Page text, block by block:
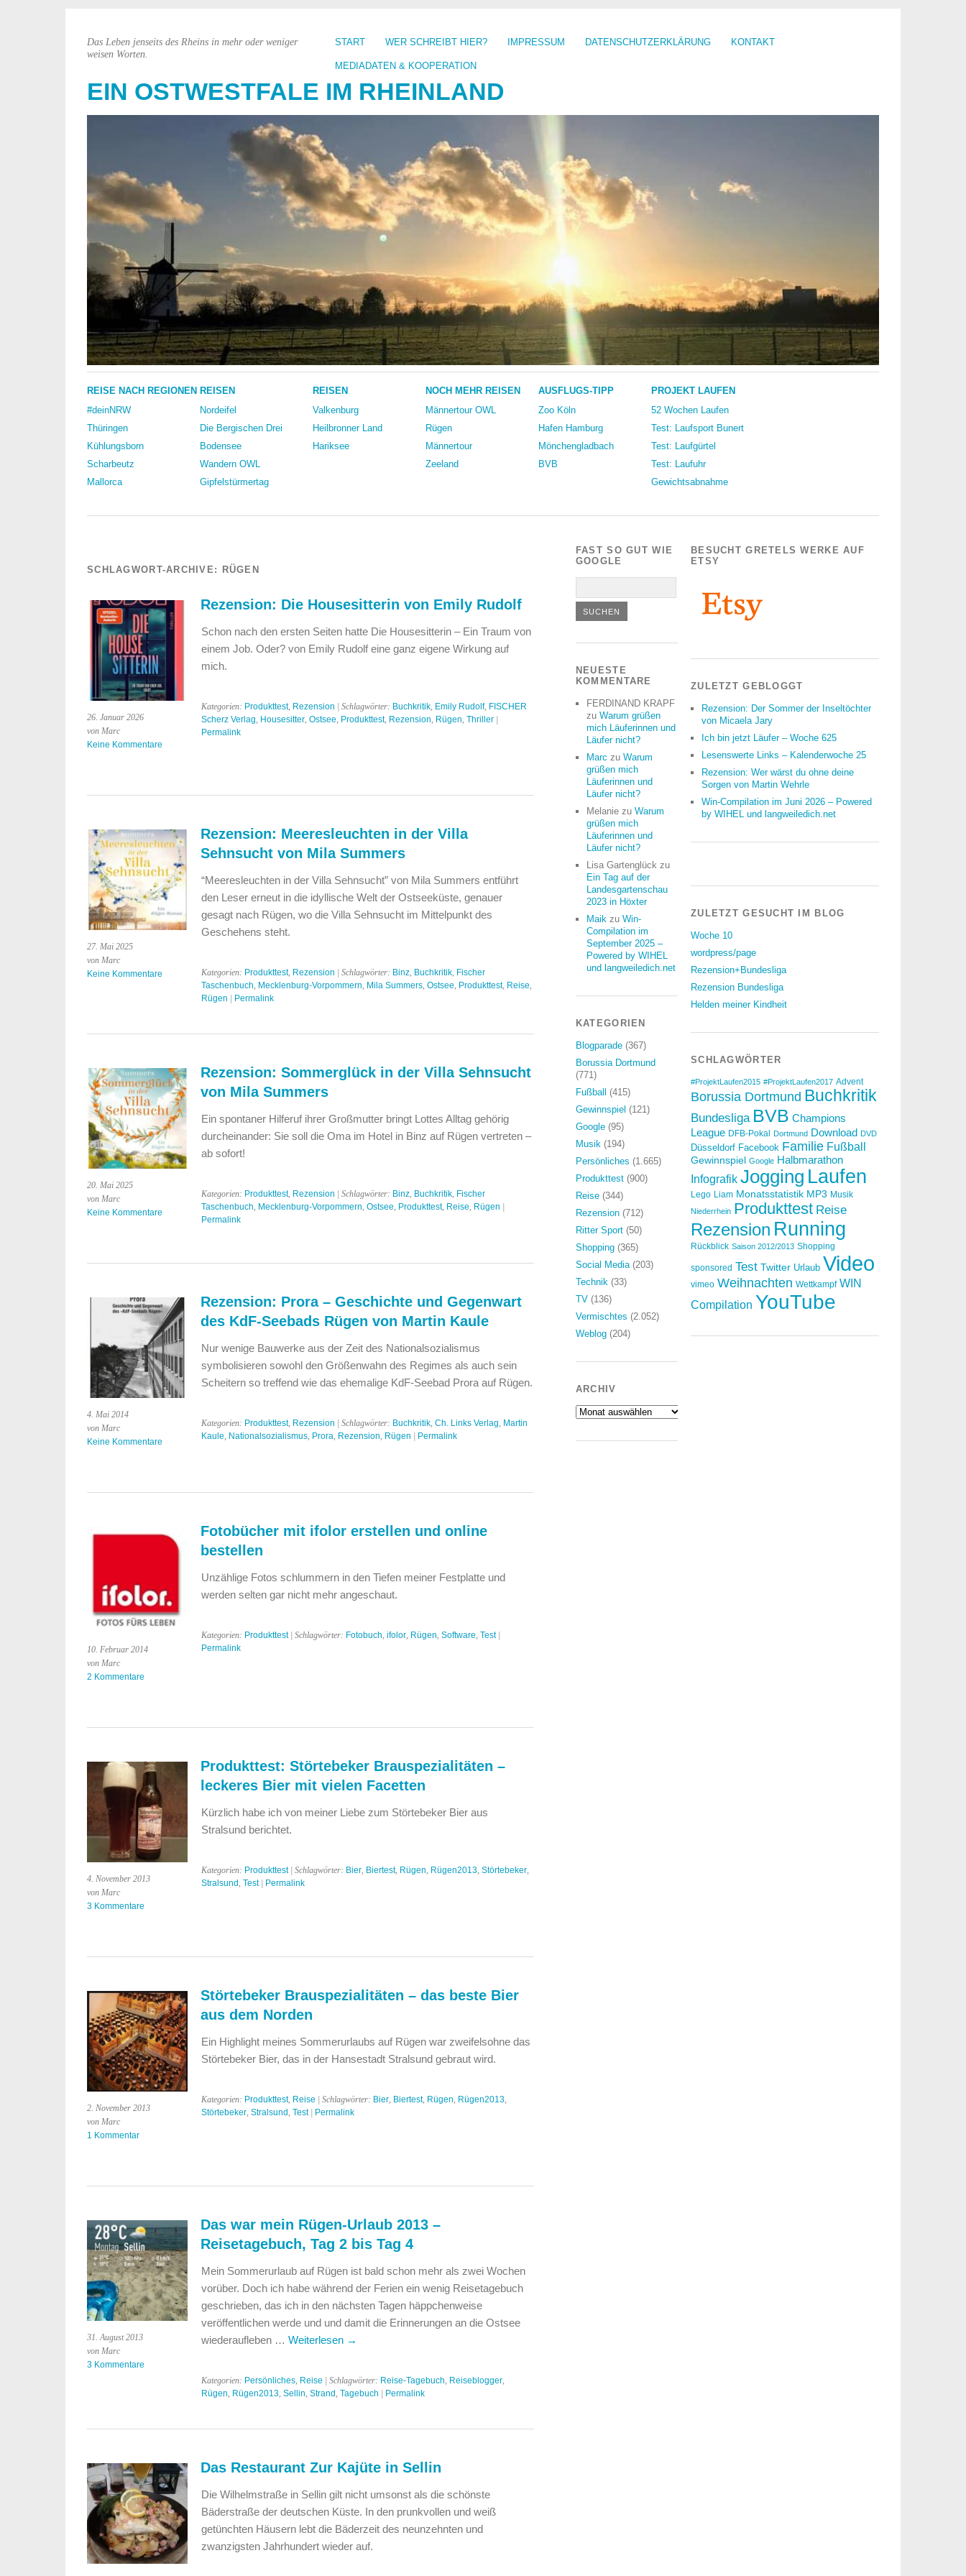
START WER SCHREIBT HIER? IMPRESSUM DATENSCHUTZERKLÄRUNG KONTAKT
MEDIADATEN & KOOPERATION
EIN OSTWESTFALE IM RHEINLAND
Das Leben jenseits des Rheins in mehr oder weniger
weisen Worten.
REISE NACH REGIONEN
#deinNRW
Thüringen
Kühlungsborn
Scharbeutz
Mallorca
REISEN
Nordeifel
Die Bergischen Drei
Bodensee
Wandern OWL
Gipfelstürmertag
REISEN
Valkenburg
Heilbronner Land
Hariksee
NOCH MEHR REISEN
Männertour OWL
Rügen
Männertour
Zeeland
AUSFLUGS-TIPP
Zoo Köln
Hafen Hamburg
Mönchengladbach
BVB
PROJEKT LAUFEN
52 Wochen Laufen
Test: Laufsport Bunert
Test: Laufgürtel
Test: Laufuhr
Gewichtsabnahme
SCHLAGWORT-ARCHIVE: RÜGEN
26. Januar 2026
von Marc
Keine Kommentare
Rezension: Die Housesitterin von Emily Rudolf
Schon nach den ersten Seiten hatte Die Housesitterin – Ein Traum von
einem Job. Oder? von Emily Rudolf eine ganz eigene Wirkung auf
mich.
Kategorien: Produkttest, Rezension | Schlagwörter: Buchkritik, Emily Rudolf, FISCHER
Scherz Verlag, Housesitter, Ostsee, Produkttest, Rezension, Rügen, Thriller|
Permalink
27. Mai 2025
von Marc
Keine Kommentare
Rezension: Meeresleuchten in der Villa
Sehnsucht von Mila Summers
“Meeresleuchten in der Villa Sehnsucht” von Mila Summers entführt
den Leser erneut in die idyllische Welt der Ostseeküste, genauer
gesagt nach Rügen, wo die Villa Sehnsucht im Mittelpunkt des
Geschehens steht.
Kategorien: Produkttest, Rezension | Schlagwörter: Binz, Buchkritik, Fischer
Taschenbuch Mecklenburg-Vorpommern Mila Summers, Ostsee Produkttest, Reise
Rügen | Permalink
20. Mai 2025
von Marc
Keine Kommentare
Rezension: Sommerglück in der Villa Sehnsucht
von Mila Summers
Ein spontaner Hilferuf ihrer Großmutter bringt Lottes Alltag gehörig
durcheinander: Sie soll die Oma im Hotel in Binz auf Rügen vertreten –
ab sofort!
Kategorien: Produkttest, Rezension | Schlagwörter: Binz, Buchkritik, Fischer
Taschenbuch Mecklenburg-Vorpommern Ostsee Produkttest, Reise Rügen |
Permalink
4. Mai 2014
von Marc
Keine Kommentare
Rezension: Prora – Geschichte und Gegenwart
des KdF-Seebads Rügen von Martin Kaule
Nur wenige Bauwerke aus der Zeit des Nationalsozialismus
symbolisieren sowohl den Größenwahn des Regimes als auch sein
Scheitern so treffend wie das ehemalige KdF-Seebad Prora auf Rügen.
Kategorien: Produkttest, Rezension | Schlagwörter: Buchkritik, Ch. Links Verlag Martin
Kaule Nationalsozialismus, Prora Rezension Rügen | Permalink
10. Februar 2014
von Marc
2 Kommentare
Fotobücher mit ifolor erstellen und online
bestellen
Unzählige Fotos schlummern in den Tiefen meiner Festplatte und
werden selten gar nicht mehr angeschaut.
Kategorien: Produkttest| Schlagwörter: Fotobuch ifolor, Rügen Software Test|
Permalink
4. November 2013
von Marc
3 Kommentare
Produkttest: Störtebeker Brauspezialitäten –
leckeres Bier mit vielen Facetten
Kürzlich habe ich von meiner Liebe zum Störtebeker Bier aus
Stralsund berichtet.
Kategorien: Produkttest| Schlagwörter: Bier, Biertest, Rügen, Rügen2013, Störtebeker,
Stralsund , Test| Permalink
2. November 2013
von Marc
1 Kommentar
Störtebeker Brauspezialitäten – das beste Bier
aus dem Norden
Ein Highlight meines Sommerurlaubs auf Rügen war zweifelsohne das
Störtebeker Bier, das in der Hansestadt Stralsund gebraut wird.
Kategorien: Produkttest, Reise | Schlagwörter: Bier, Biertest, Rügen, Rügen2013,
Störtebeker, Stralsund , Test| Permalink
31. August 2013
von Marc
3 Kommentare
Das war mein Rügen-Urlaub 2013 –
Reisetagebuch, Tag 2 bis Tag 4
Mein Sommerurlaub auf Rügen ist bald schon mehr als zwei Wochen
vorüber. Doch ich habe während der Ferien ein wenig Reisetagebuch
geschrieben, das ich in den nächsten Tagen häppchenweise
veröffentlichen werde und und damit die Erinnerungen an die Ostsee
wiederaufleben … Weiterlesen →
Kategorien: Persönliches, Reise | Schlagwörter: Reise-Tagebuch, Reiseblogger,
Rügen, Rügen2013, Sellin, Strand , Tagebuch Permalink
Das Restaurant Zur Kajüte in Sellin
Die Wilhelmstraße in Sellin gilt nicht umsonst als die schönste
Bäderstraße der deutschen Küste. In den prunkvollen und weiß
getünchten Häusern lebt die Bäderzeit des neunzehnten und
zwanzigsten Jahrhundert wieder auf.
FAST SO GUT WIE
GOOGLE
NEUESTE
KOMMENTARE
FERDINAND KRAPF
zu Warum grüßen
mich Läuferinnen und
Läufer nicht?
Marc zu Warum
grüßen mich
Läuferinnen und
Läufer nicht?
Melaniezu Warum
grüßen mich
Läuferinnen und
Läufer nicht?
Lisa Gartenglück zu
Ein Tag auf der
Landesgartenschau
2023 in Höxter
Maik zu Win-
Compilation im
September 2025 –
Powered by WIHEL
und langweiledich.net
KATEGORIEN
Blogparade(367)
Borussia Dortmund
(771)
Fußball
(415)
Gewinnspiel (121)
Google(95)
Musik (194)
Persönliches (1.665)
Produkttest(900)
Reise(344)
Rezension(712)
Ritter Sport(50)
Shopping(365)
Social Media(203)
Technik (33)
TV(136)
Vermischtes (2.052)
Weblog(204)
ARCHIV
Archiv
BESUCHT GRETELS WERKE AUF
ETSY
ZULETZT GEBLOGGT
Rezension: Der Sommer der Inseltöchter
von Micaela Jary
Ich bin jetzt Läufer – Woche 625
Lesenswerte Links – Kalenderwoche 25
Rezension: Wer wärst du ohne deine
Sorgen von Martin Wehrle
Win-Compilation im Juni 2026 – Powered
by WIHEL und langweiledich.net
ZULETZT GESUCHT IM BLOG
Woche 10
wordpress/page
Rezension+Bundesliga
Rezension Bundesliga
Helden meiner Kindheit
SCHLAGWÖRTER
#ProjektLaufen2015 #ProjektLaufen2017 Advent
Borussia Dortmund Buchkritik
Bundesliga BVB Champions
League DFB-Pokal Dortmund Download DVD
Düsseldorf Facebook Familie Fußball
Gewinnspiel Google Halbmarathon
Infografik Jogging Laufen
Lego Liam Monatsstatistik MP3 Musik
Niederrhein Produkttest Reise
Rezension Running
Rückblick Saison 2012/2013 Shopping
sponsored Test Twitter Urlaub Video
vimeo Weihnachten Wettkampf WIN
Compilation YouTube